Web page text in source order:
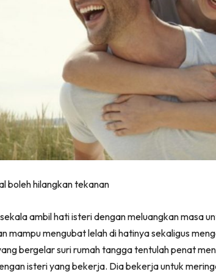
boleh hilangkan tekanan
ambil hati isteri dengan meluangkan masa
mampu mengubat lelah di hatinya sekaligus
bergelar suri rumah tangga tentulah penat
isteri yang bekerja. Dia bekerja untuk